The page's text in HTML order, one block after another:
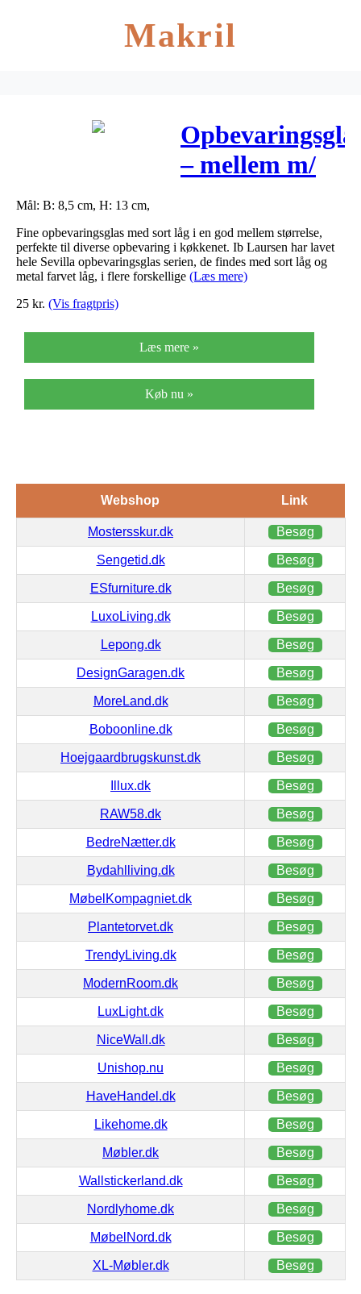
Makril
– mellem m/
laursen
Mål: B: 8,5 cm, H: 13 cm,
Fine opbevaringsglas med sort låg i en god mellem størrelse,
perfekte til diverse opbevaring i køkkenet. Ib Laursen har lavet
hele Sevilla opbevaringsglas serien, de findes med sort låg og
metal farvet låg, i flere forskellige (Læs mere)
25 kr. (Vis fragtpris)
Læs mere »
Køb nu »
Webshop Link
Mostersskur.dk Besøg
Sengetid.dk Besøg
ESfurniture.dk Besøg
LuxoLiving.dk Besøg
Lepong.dk Besøg
DesignGaragen.dk Besøg
MoreLand.dk Besøg
Boboonline.dk Besøg
Hoejgaardbrugskunst.dk Besøg
Illux.dk Besøg
RAW58.dk Besøg
BedreNætter.dk Besøg
Bydahlliving.dk Besøg
MøbelKompagniet.dk Besøg
Plantetorvet.dk Besøg
TrendyLiving.dk Besøg
ModernRoom.dk Besøg
LuxLight.dk Besøg
NiceWall.dk Besøg
Unishop.nu Besøg
HaveHandel.dk Besøg
Likehome.dk Besøg
Møbler.dk Besøg
Wallstickerland.dk Besøg
Nordlyhome.dk Besøg
MøbelNord.dk Besøg
XL-Møbler.dk Besøg